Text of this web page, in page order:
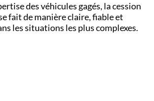
des véhicules gagés, la cession
fait de manière claire, fiable et
les situations les plus complexes.